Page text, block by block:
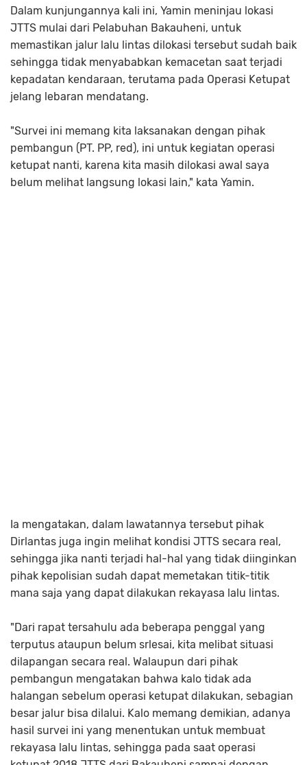
Dalam kunjungannya kali ini, Yamin meninjau lokasi
JTTS mulai dari Pelabuhan Bakauheni, untuk
memastikan jalur lalu lintas dilokasi tersebut sudah baik
sehingga tidak menyababkan kemacetan saat terjadi
kepadatan kendaraan, terutama pada Operasi Ketupat
jelang lebaran mendatang.
"Survei ini memang kita laksanakan dengan pihak
pembangun (PT. PP, red), ini untuk kegiatan operasi
ketupat nanti, karena kita masih dilokasi awal saya
belum melihat langsung lokasi lain," kata Yamin.
Ia mengatakan, dalam lawatannya tersebut pihak
Dirlantas juga ingin melihat kondisi JTTS secara real,
sehingga jika nanti terjadi hal-hal yang tidak diinginkan
pihak kepolisian sudah dapat memetakan titik-titik
mana saja yang dapat dilakukan rekayasa lalu lintas.
"Dari rapat tersahulu ada beberapa penggal yang
terputus ataupun belum srlesai, kita melibat situasi
dilapangan secara real. Walaupun dari pihak
pembangun mengatakan bahwa kalo tidak ada
halangan sebelum operasi ketupat dilakukan, sebagian
besar jalur bisa dilalui. Kalo memang demikian, adanya
hasil survei ini yang menentukan untuk membuat
rekayasa lalu lintas, sehingga pada saat operasi